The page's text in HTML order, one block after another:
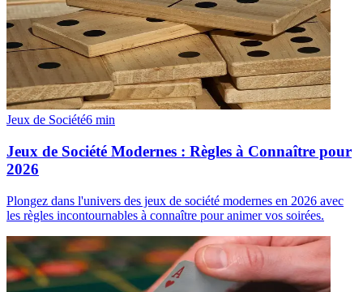
Jeux de Société6 min
Jeux de Société Modernes : Règles à Connaître pour
2026
Plongez dans l'univers des jeux de société modernes en 2026 avec
les règles incontournables à connaître pour animer vos soirées.